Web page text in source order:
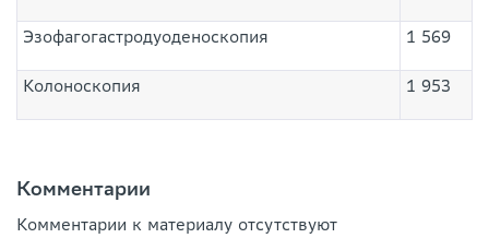
Эзофагогастродуоденоскопия 1 569
Колоноскопия 1 953
Комментарии
Комментарии к материалу отсутствуют